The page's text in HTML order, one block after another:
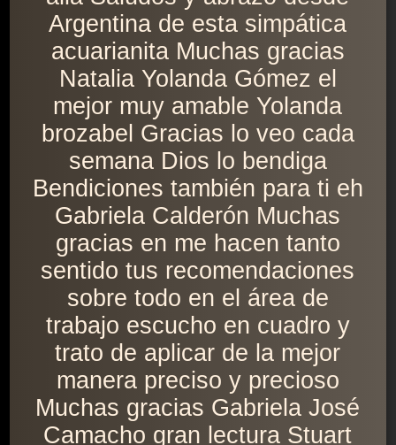
Argentina de esta simpática
acuarianita Muchas gracias
Natalia Yolanda Gómez el
mejor muy amable Yolanda
brozabel Gracias lo veo cada
semana Dios lo bendiga
Bendiciones también para ti eh
Gabriela Calderón Muchas
gracias en me hacen tanto
sentido tus recomendaciones
sobre todo en el área de
trabajo escucho en cuadro y
trato de aplicar de la mejor
manera preciso y precioso
Muchas gracias Gabriela José
Camacho gran lectura Stuart